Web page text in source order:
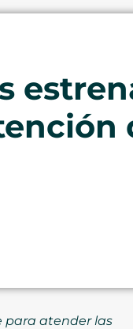
para atender las